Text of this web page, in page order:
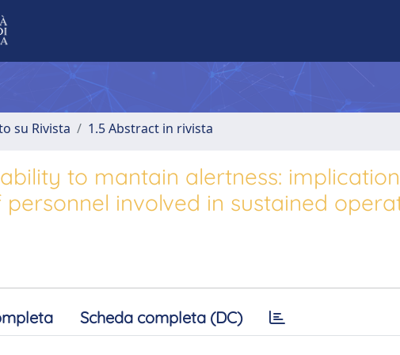
su Rivista 1.5 Abstract in rivista
to mantain alertness:
involved in sustained
Scheda completa (DC)